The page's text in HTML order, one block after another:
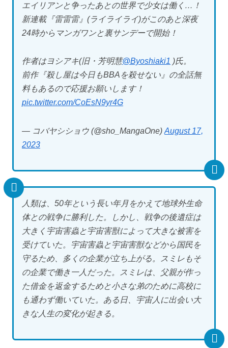
エイリアンと争ったあとの世界で少女は働く…！
新連載『雷雷雷』(ライライライ)がこのあと深夜
24時からマンガワンと裏サンデーで開始！
作者はヨシアキ(旧・芳明慧@Byoshiaki1 )氏。
前作『殺し屋は今日もBBAを殺せない』の全話無
料もあるので応援お願いします！
pic.twitter.com/CoEsN9yr4G
— コバヤシショウ (@sho_MangaOne) August 17,
2023
人類は、50年という長い年月をかえて地球外生命
体との戦争に勝利した。しかし、戦争の後遺症は
大きく宇宙害蟲と宇宙害獣によって大きな被害を
受けていた。宇宙害蟲と宇宙害獣などから国民を
守るため、多くの企業が立ち上がる。スミレもそ
の企業で働き一人だった。スミレは、父親が作っ
た借金を返金するためと小さな弟のために高校に
も通わず働いていた。ある日、宇宙人に出会い大
きな人生の変化が起きる。